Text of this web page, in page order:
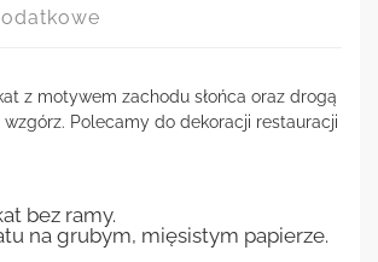
z motywem zachodu słońca oraz drogą
Polecamy do dekoracji restauracji
bez ramy.
na grubym, mięsistym papierze.